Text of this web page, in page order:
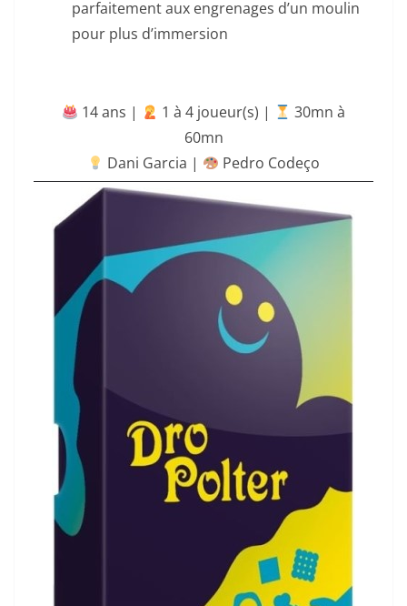
parfaitement aux engrenages d’un moulin
pour plus d’immersion
14 ans | ‍ 1 à 4 joueur(s) |
30mn à
60mn
Dani Garcia |
Pedro Codeço